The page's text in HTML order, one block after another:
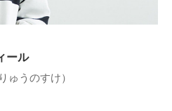
ール
ゅうのすけ）